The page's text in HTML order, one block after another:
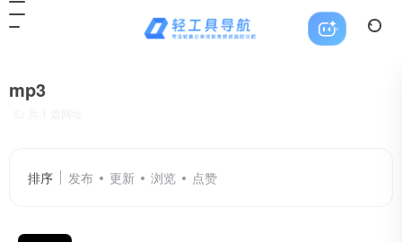
mp3
排序 发布 更新 浏览 点赞